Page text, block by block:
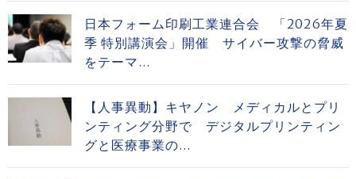
日本フォーム印刷工業連合会 「2026年夏
季 特別講演会」開催 サイバー攻撃の脅威
をテーマ...
【人事異動】キヤノン メディカルとプリ
ンティング分野で デジタルプリンティン
グと医療事業の...